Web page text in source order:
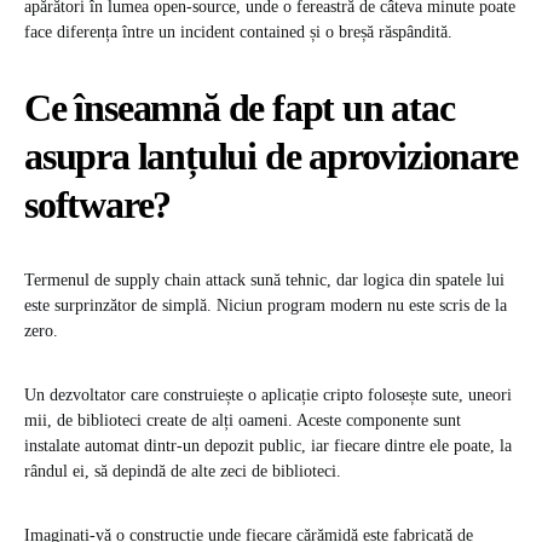
apărători în lumea open-source, unde o fereastră de câteva minute poate
face diferența între un incident contained și o breșă răspândită.
Ce înseamnă de fapt un atac
asupra lanțului de aprovizionare
software?
Termenul de supply chain attack sună tehnic, dar logica din spatele lui
este surprinzător de simplă. Niciun program modern nu este scris de la
zero.
Un dezvoltator care construiește o aplicație cripto folosește sute, uneori
mii, de biblioteci create de alți oameni. Aceste componente sunt
instalate automat dintr-un depozit public, iar fiecare dintre ele poate, la
rândul ei, să depindă de alte zeci de biblioteci.
Imaginați-vă o construcție unde fiecare cărămidă este fabricată de